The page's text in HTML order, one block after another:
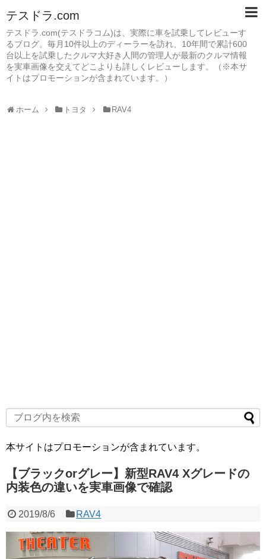
テスドラ.com
テスドラ.com(テスドラコム)は、実際に車を試乗してレビューす
るブログ。毎月10件以上のディーラーを訪れ、10年間で累計600
台以上を試乗したクルマ大好き人間の管理人が最新のクルマ情報
を実車画像を交えてどこよりも詳しくレビューします。（※本サ
イトはプロモーションが含まれています。）
ホーム トヨタ RAV4
本サイトはプロモーションが含まれています。
【ブラックorグレー】新型RAV4 Xグレードの
内装色の違いを実車画像で確認
2019/8/6 RAV4